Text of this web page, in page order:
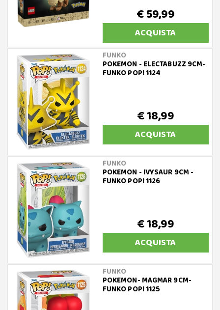
€ 59,99
ACQUISTA
FUNKO
POKEMON - ELECTABUZZ 9CM-
FUNKO POP! 1124
€ 18,99
ACQUISTA
FUNKO
POKEMON - IVYSAUR 9CM -
FUNKO POP! 1126
€ 18,99
ACQUISTA
FUNKO
POKEMON- MAGMAR 9CM-
FUNKO POP! 1125